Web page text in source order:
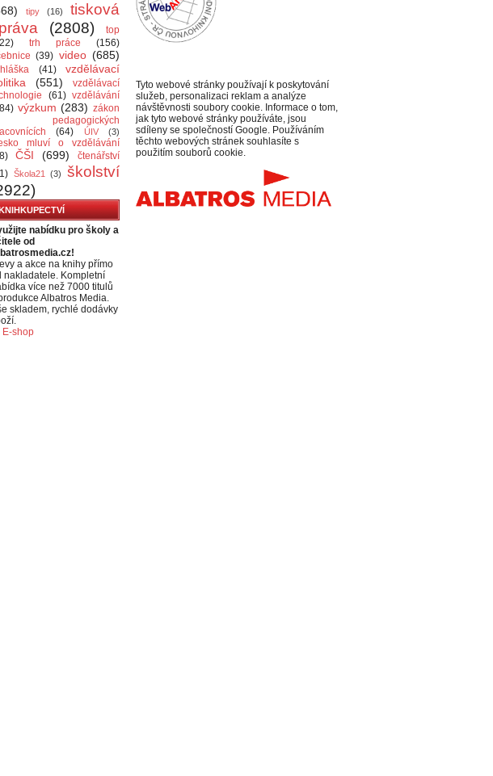
tipy (16)
tisková
(2808)
top
trh práce
(156)
(39) video (685)
(41)
vzdělávací
(551)
vzdělávací
(61) vzdělávání
výzkum (283) zákon
pedagogických
(64) ÚIV (3)
mluví o vzdělávání
ČŠI (699)
čtenářství
Škola21 (3)
školství
nabídku pro školy a
od
a akce na knihy přímo
nakladatele. Kompletní
více než 7000 titulů
Albatros Media.
skladem, rychlé dodávky
E-shop
Tyto webové stránky používají k poskytování
služeb, personalizaci reklam a analýze
návštěvnosti soubory cookie. Informace o tom,
jak tyto webové stránky používáte, jsou
sdíleny se společností Google. Používáním
těchto webových stránek souhlasíte s
použitím souborů cookie.